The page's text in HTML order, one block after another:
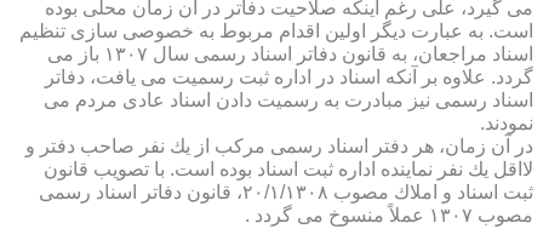
می گیرد، علی رغم اینكه صلاحیت دفاتر در آن زمان محلی بوده
است. به عبارت دیگر اولین اقدام مربوط به خصوصی سازی تنظیم
اسناد مراجعان، به قانون دفاتر اسناد رسمی سال ۱۳۰۷ باز می
گردد. علاوه بر آنكه اسناد در اداره ثبت رسمیت می یافت، دفاتر
اسناد رسمی نیز مبادرت به رسمیت دادن اسناد عادی مردم می
نمودند.
در آن زمان، هر دفتر اسناد رسمی مركب از یك نفر صاحب دفتر و
لااقل یك نفر نماینده اداره ثبت اسناد بوده است. با تصویب قانون
ثبت اسناد و املاك مصوب ۲۰/۱/۱۳۰۸، قانون دفاتر اسناد رسمی
مصوب ۱۳۰۷ عملاً منسوخ می گردد .